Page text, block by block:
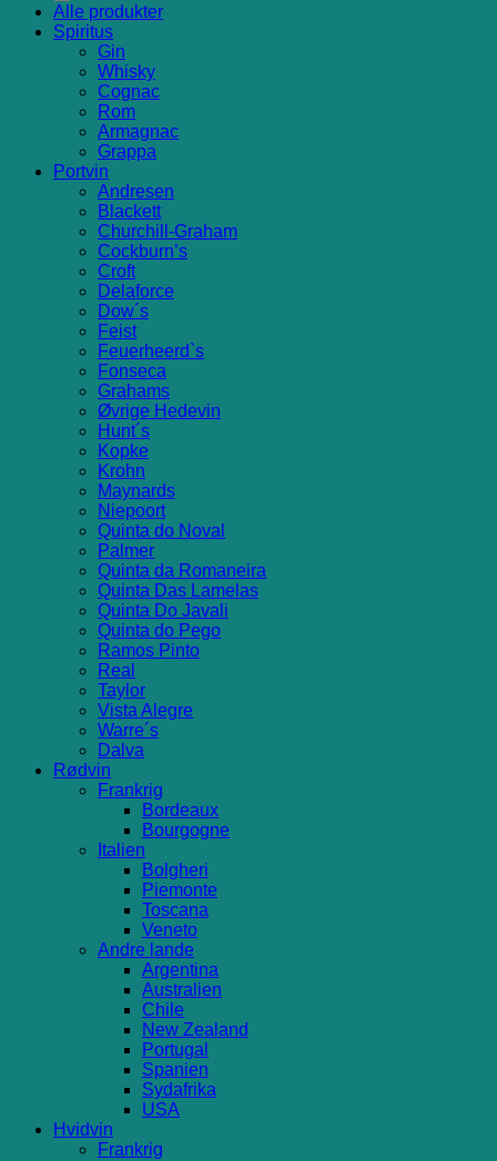
Alle produkter
Spiritus
Gin
Whisky
Cognac
Rom
Armagnac
Grappa
Portvin
Andresen
Blackett
Churchill-Graham
Cockburn’s
Croft
Delaforce
Dow´s
Feist
Feuerheerd`s
Fonseca
Grahams
Øvrige Hedevin
Hunt´s
Kopke
Krohn
Maynards
Niepoort
Quinta do Noval
Palmer
Quinta da Romaneira
Quinta Das Lamelas
Quinta Do Javali
Quinta do Pego
Ramos Pinto
Real
Taylor
Vista Alegre
Warre´s
Dalva
Rødvin
Frankrig
Bordeaux
Bourgogne
Italien
Bolgheri
Piemonte
Toscana
Veneto
Andre lande
Argentina
Australien
Chile
New Zealand
Portugal
Spanien
Sydafrika
USA
Hvidvin
Frankrig